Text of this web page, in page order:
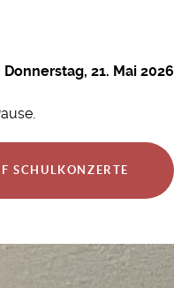
Donnerstag, 21. Mai 2026
SCHULKONZERTE